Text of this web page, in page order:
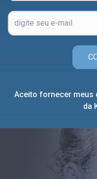
Aceito fornecer meus
da